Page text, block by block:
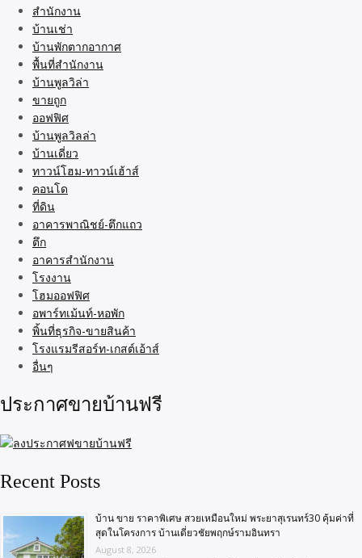
สำนักงาน
บ้านเช่า
บ้านพักตากอากาศ
พื้นที่สำนักงาน
บ้านพูลวิล่า
ขายถูก
ออฟฟิศ
บ้านพูลวิลล่า
บ้านเดี่ยว
ทาวน์โฮม-ทาวน์เฮ้าส์
คอนโด
ที่ดิน
อาคารพาณิชย์-ตึกแถว
ตึก
อาคารสำนักงาน
โรงงาน
โฮมออฟฟิศ
อพาร์ทเม้นท์-หอพัก
พิ้นที่ธุรกิจ-ขายสินค้า
โรงแรมรีสอร์ท-เกสต์เอ้าส์
อื่นๆ
ประกาศขายบ้านฟรี
Recent Posts
บ้าน ขาย ราคาพิเศษ สวยเหมือนใหม่ พระยาสุเรนทร์30 คุ้มค่าที่
สุดในโครงการ บ้านเดี่ยวชัยพฤกษ์รามอินทรา
August 8, 2026